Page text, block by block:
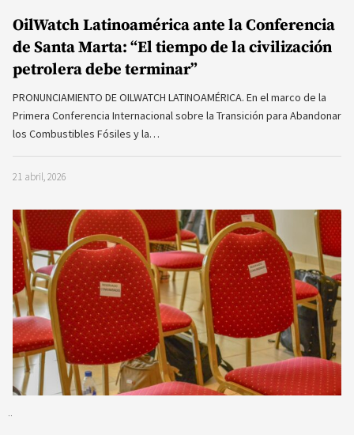
OilWatch Latinoamérica ante la Conferencia
de Santa Marta: “El tiempo de la civilización
petrolera debe terminar”
PRONUNCIAMIENTO DE OILWATCH LATINOAMÉRICA. En el marco de la
Primera Conferencia Internacional sobre la Transición para Abandonar
los Combustibles Fósiles y la…
21 abril, 2026